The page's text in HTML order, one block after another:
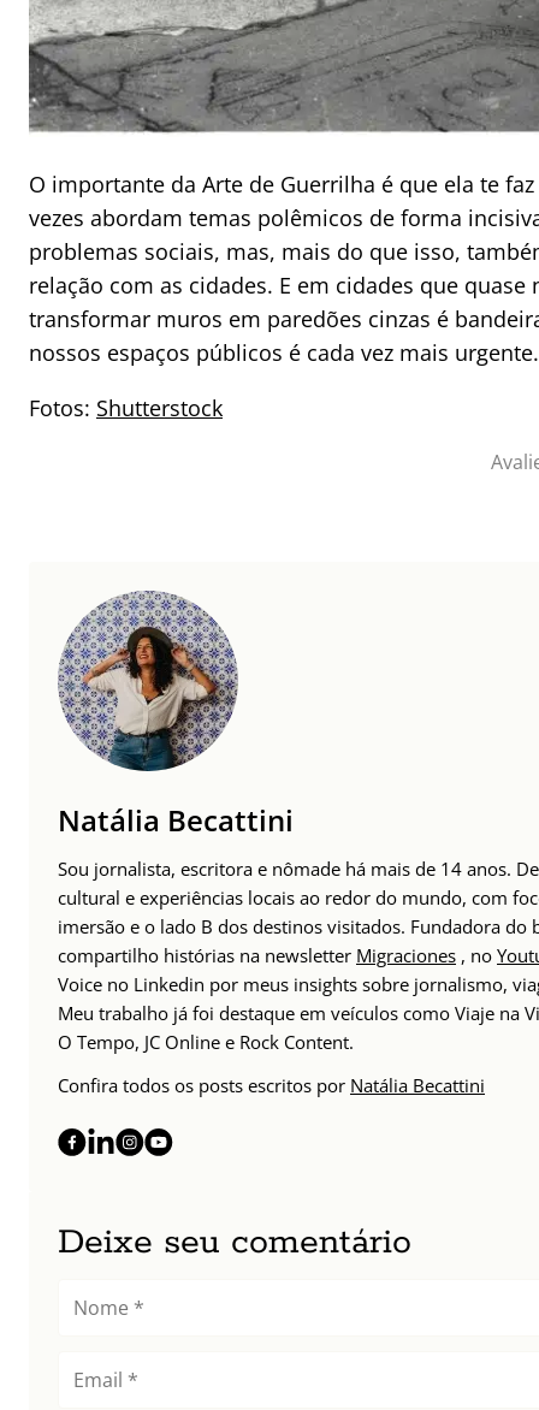
O importante da Arte de Guerrilha é que ela te
vezes abordam temas polêmicos de forma
problemas sociais, mas, mais do que isso,
relação com as cidades. E em cidades que
transformar muros em paredões cinzas é
nossos espaços públicos é cada vez mais urgente.
Fotos: Shutterstock
Natália Becattini
Sou jornalista, escritora e nômade há mais de 14 anos.
cultural e experiências locais ao redor do mundo, com
imersão e o lado B dos destinos visitados. Fundadora
compartilho histórias na newsletter Migraciones , no
Voice no Linkedin por meus insights sobre jornalismo,
Meu trabalho já foi destaque em veículos como Viaje na
O Tempo, JC Online e Rock Content.
Confira todos os posts escritos por Natália Becattini
Deixe seu comentário